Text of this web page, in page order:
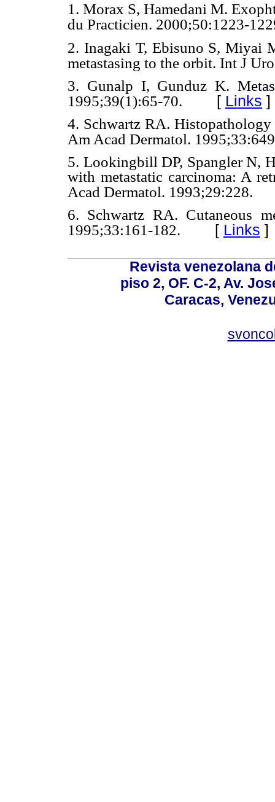
1. Morax S, Hamedani M.
du Practicien. 2000;50:1223-
2. Inagaki T, Ebisuno S, Miyai
metastasing to the orbit. Int J
3. Gunalp I, Gunduz K.
1995;39(1):65-70. [ Links ]
4. Schwartz RA. Histopathology
Am Acad Dermatol.
5. Lookingbill DP, Spangler N,
with metastatic carcinoma: A
Acad Dermatol. 1993;29:228.
6. Schwartz RA. Cutaneous
1995;33:161-182. [ Links ]
Revista venezolana
piso 2, OF. C-2, Av.
Caracas,